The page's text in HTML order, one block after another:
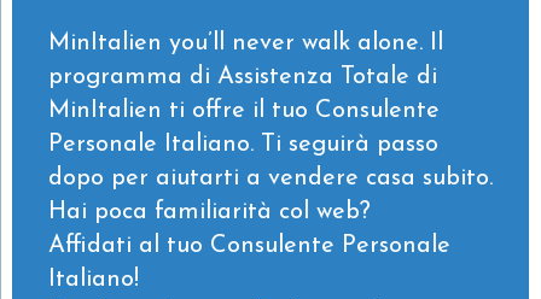
MinItalien you’ll never walk alone. Il
programma di Assistenza Totale di
MinItalien ti offre il tuo Consulente
Personale Italiano. Ti seguirà passo
dopo per aiutarti a vendere casa subito.
Hai poca familiarità col web?
Affidati al tuo Consulente Personale
Italiano!